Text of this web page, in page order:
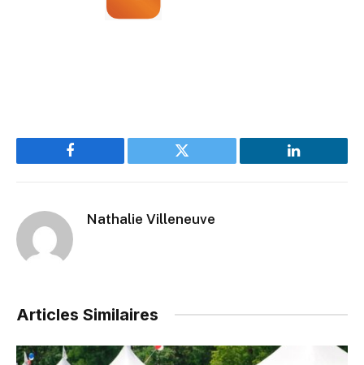
Facebook Twitter LinkedIn
Nathalie Villeneuve
Articles Similaires